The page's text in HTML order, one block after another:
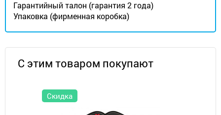
Гарантийный талон (гарантия 2 года)
Упаковка (фирменная коробка)
С этим товаром покупают
Скидка